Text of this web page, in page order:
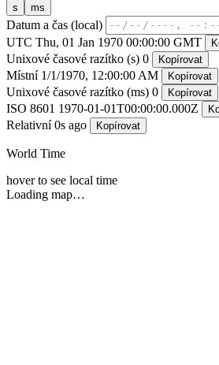
s ms
Datum a čas (local)
UTC Thu, 01 Jan 1970 00:00:00 GMT
Unixové časové razítko (s) 0 Kopírovat
Místní 1/1/1970, 12:00:00 AM Kopírovat
Unixové časové razítko (ms) 0 Kopírovat
ISO 8601 1970-01-01T00:00:00.000Z
Relativní 0s ago Kopírovat
World Time
hover to see local time
Loading map…